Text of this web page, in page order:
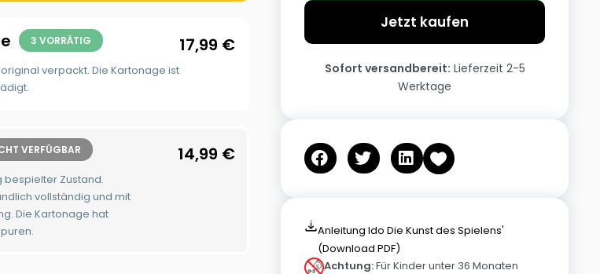
3 VORRÄTIG
original verpackt. Die Kartonage ist
17,99 €
VERFÜGBAR
bespielter Zustand.
vollständig und mit
Die Kartonage hat
14,99 €
Jetzt kaufen
Sofort versandbereit: Lieferzeit 2-5
Werktage
Anleitung Ido Die Kunst des Spielens'
(Download PDF)
Achtung:Für Kinder unter 36 Monaten